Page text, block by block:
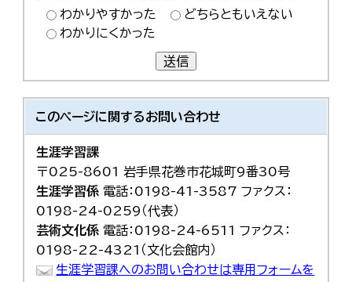
わかりやすかった
どちらともいえない
わかりにくかった
送信
このページに関するお問い合わせ
生涯学習課
〒025-8601 岩手県花巻市花城町9番30号
生涯学習係 電話：0198-41-3587 ファクス：
0198-24-0259（代表）
芸術文化係 電話：0198-24-6511 ファクス：
0198-22-4321（文化会館内）
生涯学習課へのお問い合わせは専用フォームを